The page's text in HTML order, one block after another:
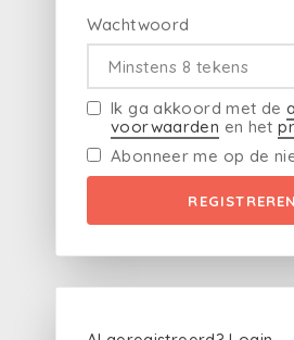
Wachtwoord
Ik ga akkoord met de
voorwaarden en het
Abonneer me op de
REGISTREREN